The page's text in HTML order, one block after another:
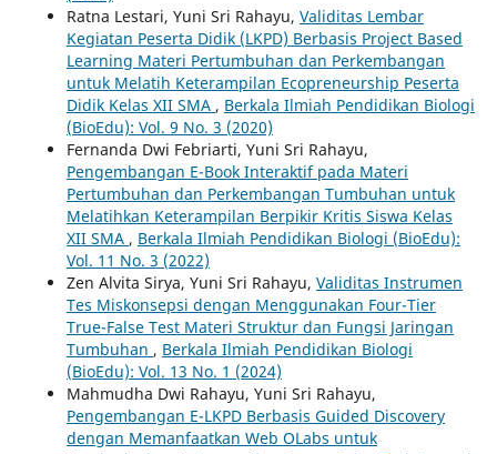
Ratna Lestari, Yuni Sri Rahayu, Validitas Lembar
Kegiatan Peserta Didik (LKPD) Berbasis Project Based
Learning Materi Pertumbuhan dan Perkembangan
untuk Melatih Keterampilan Ecopreneurship Peserta
Didik Kelas XII SMA , Berkala Ilmiah Pendidikan Biologi
(BioEdu): Vol. 9 No. 3 (2020)
Fernanda Dwi Febriarti, Yuni Sri Rahayu,
Pengembangan E-Book Interaktif pada Materi
Pertumbuhan dan Perkembangan Tumbuhan untuk
Melatihkan Keterampilan Berpikir Kritis Siswa Kelas
XII SMA , Berkala Ilmiah Pendidikan Biologi (BioEdu):
Vol. 11 No. 3 (2022)
Zen Alvita Sirya, Yuni Sri Rahayu, Validitas Instrumen
Tes Miskonsepsi dengan Menggunakan Four-Tier
True-False Test Materi Struktur dan Fungsi Jaringan
Tumbuhan , Berkala Ilmiah Pendidikan Biologi
(BioEdu): Vol. 13 No. 1 (2024)
Mahmudha Dwi Rahayu, Yuni Sri Rahayu,
Pengembangan E-LKPD Berbasis Guided Discovery
dengan Memanfaatkan Web OLabs untuk